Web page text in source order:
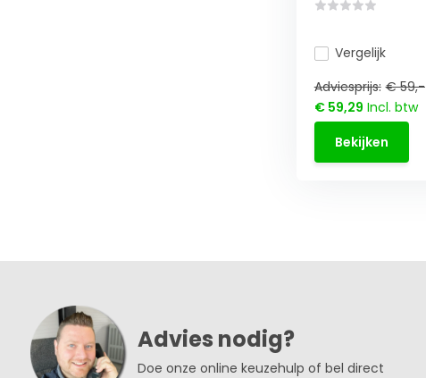
Vergelijk
Adviesprijs: € 59,-
€ 59,29 Incl. btw
Bekijken
Advies nodig?
Doe onze online keuzehulp of bel direct